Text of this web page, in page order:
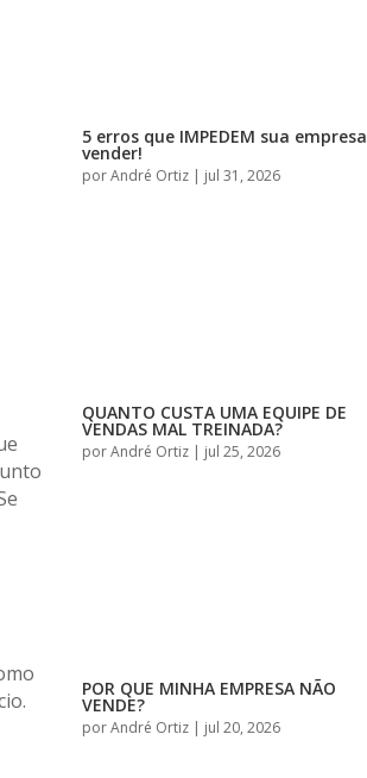
5 erros que IMPEDEM sua empresa
vender!
porAndré Ortiz| jul 31, 2026
QUANTO CUSTA UMA EQUIPE DE
VENDAS MAL TREINADA?
porAndré Ortiz| jul 25, 2026
POR QUE MINHA EMPRESA NÃO
VENDE?
porAndré Ortiz| jul 20, 2026